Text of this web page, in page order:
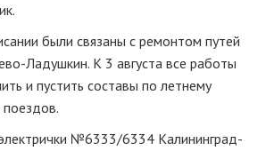
были связаны с ремонтом путей
Ладушкин. К 3 августа все работы
и пустить составы по летнему
№6333/6334 Калининград-